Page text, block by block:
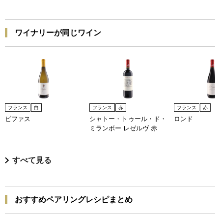
ワイナリーが同じワイン
フランス 白
ビファス
フランス 赤
シャトー・トゥール・ド・
ミランボー レゼルヴ 赤
フランス 赤
ロンド
すべて見る
おすすめペアリングレシピまとめ